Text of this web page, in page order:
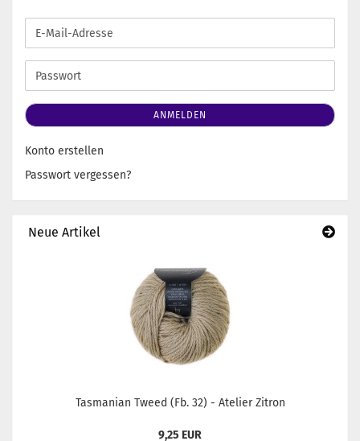
E-
Mail-
Adresse
Passwort
ANMELDEN
Konto erstellen
Passwort vergessen?
Neue Artikel
Tasmanian Tweed (Fb. 32) - Atelier Zitron
9,25 EUR